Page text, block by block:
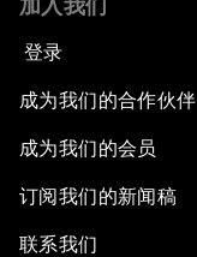
加入我们
登录
成为我们的合作伙伴
成为我们的会员
订阅我们的新闻稿
联系我们